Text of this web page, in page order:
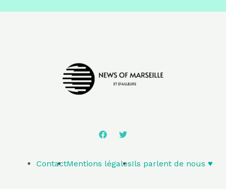
ContactMentions légalesIls parlent de nous ♥️